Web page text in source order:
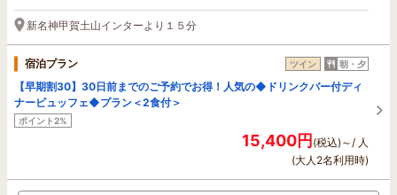
新名神甲賀土山インターより１５分
宿泊プラン ツイン 朝・夕
【早期割30】30日前までのご予約でお得！人気の◆ドリンクバー付ディ
ナービュッフェ◆プラン＜2食付＞
ポイント2%
15,400円(税込)～/ 人
(大人2名利用時)